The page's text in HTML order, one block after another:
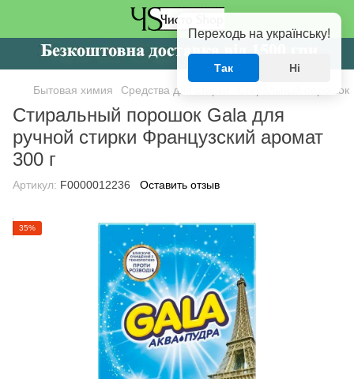
Бытовая химия Средства для стирки Стиральный порошок
Стиральный порошок Gala для
ручной стирки Французский аромат
300 г
Артикул: F0000012236 Оставить отзыв
35%
Переходь на українську!
Так Ні